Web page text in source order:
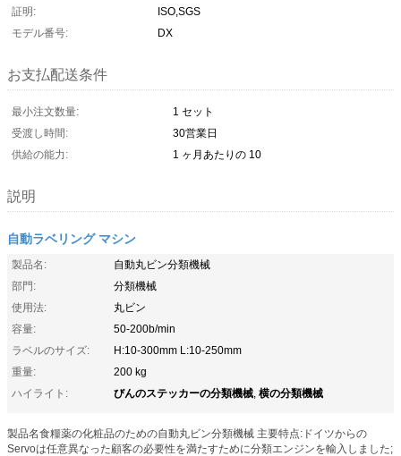
証明:
ISO,SGS
モデル番号:
DX
お支払配送条件
最小注文数量:
1 セット
受渡し時間:
30営業日
供給の能力:
1 ヶ月あたりの 10
説明
自動ラベリング マシン
製品名:
自動丸ビン分類機械
部門:
分類機械
使用法:
丸ビン
容量:
50-200b/min
ラベルのサイズ:
H:10-300mm L:10-250mm
重量:
200 kg
ハイライト:
びんのステッカーの分類機械, 横の分類機械
製品名食糧薬の化粧品のための自動丸ビン分類機械 主要特点:ドイツからの
Servoは任意異なった顧客の必要性を満たすために分類エンジンを輸入しました;